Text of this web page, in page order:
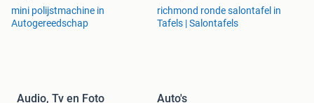
mini polijstmachine in
Autogereedschap
richmond ronde salontafel in
Tafels | Salontafels
Audio, Tv en Foto Auto's